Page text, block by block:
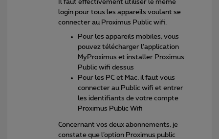
Il faut effectivement utiliser le même
login pour tous les appareils voulant se
connecter au Proximus Public wifi.
Pour les appareils mobiles, vous
pouvez télécharger l’application
MyProximus et installer Proximus
Public wifi dessus
Pour les PC et Mac, il faut vous
connecter au Public wifi et entrer
les identifiants de votre compte
Proximus Public Wifi
Concernant vos deux abonnements, je
constate que l’option Proximus public